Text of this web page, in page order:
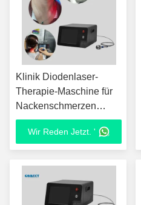
Klinik Diodenlaser-
Therapie-Maschine für
Nackenschmerzen
Schulter Schmerzen
Rückenschmerzen und
Gelenk-Erholung
verwenden
Wir Reden Jetzt. '